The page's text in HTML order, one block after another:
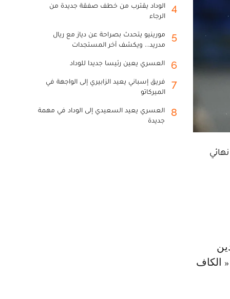
الكاف
4
الوداد يقترب من خطف صفقة جديدة من
الرجاء
5
مورينيو يتحدث بصراحة عن دياز مع ريال
مدريد... ويكشف آخر المستجدات
6 العسري يعين رئيسا جديدا للوداد
7
فريق إسباني يعيد الزابيري إلى الواجهة في
الميركاتو
8
العسري يعيد السعيدي إلى الوداد في مهمة
جديدة